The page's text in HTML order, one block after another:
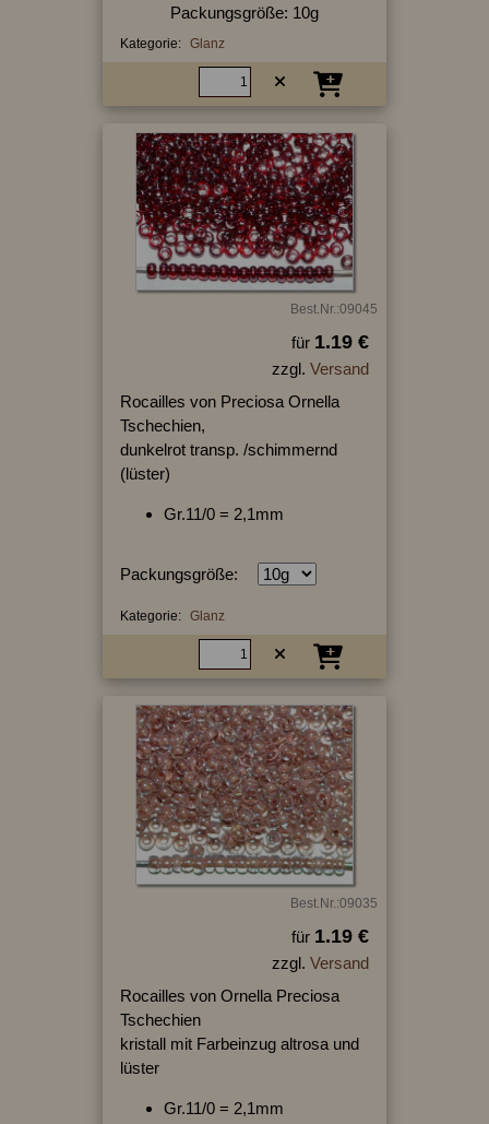
Packungsgröße: 10g
Kategorie: Glanz
Best.Nr.:09045
für 1.19 €
zzgl. Versand
Rocailles von Preciosa Ornella
Tschechien,
dunkelrot transp. /schimmernd
(lüster)
Gr.11/0 = 2,1mm
Packungsgröße:
Kategorie: Glanz
Best.Nr.:09035
für 1.19 €
zzgl. Versand
Rocailles von Ornella Preciosa
Tschechien
kristall mit Farbeinzug altrosa und
lüster
Gr.11/0 = 2,1mm